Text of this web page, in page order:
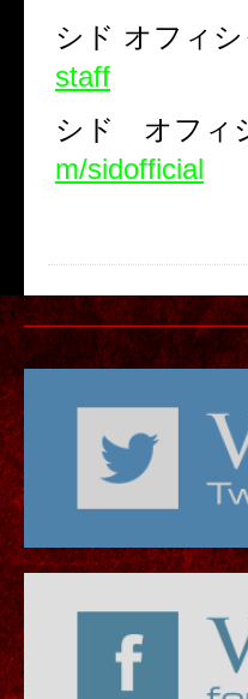
シド オフィ
staff
シド オフィ
m/sidofficial